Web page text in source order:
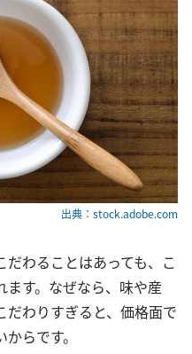
出典：stock.adobe.com
わることはあっても、こ
ます。なぜなら、味や産
わりすぎると、価格面で
らです。